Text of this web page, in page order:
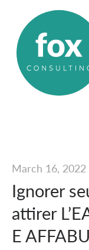
March 16, 2022
Ignorer
attirer
E